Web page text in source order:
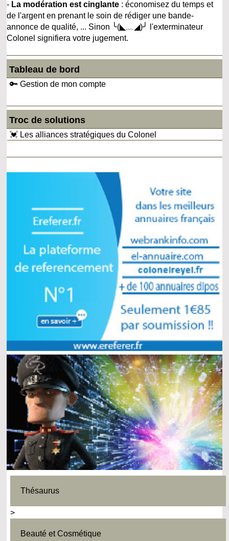
- La modération est cinglante : économisez du temps et
de l'argent en prenant le soin de rédiger une bande-
annonce de qualité, ... Sinon ╰(◣﹏◢)╯ l'exterminateur
Colonel signifiera votre jugement.
Tableau de bord
🔑 Gestion de mon compte
Troc de solutions
💓 Les alliances stratégiques du Colonel
Thésaurus
>
Beauté et Cosmétique